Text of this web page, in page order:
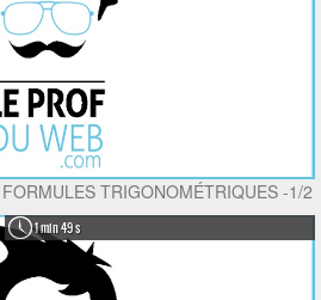
TRIGONOMÉTRIQUES -1/2
1 min 49 s